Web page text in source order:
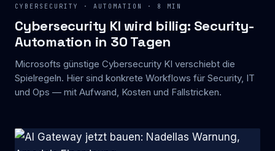
CYBERSECURITY · AUTOMATION · 8 MIN
Cybersecurity KI wird billig: Security-
Automation in 30 Tagen
Microsofts günstige Cybersecurity KI verschiebt die
Spielregeln. Hier sind konkrete Workflows für Security, IT
und Ops — mit Aufwand, Kosten und Fallstricken.